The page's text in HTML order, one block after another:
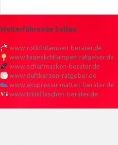
Weiterführende Seiten
www.rotlichtlampen-berater.de
www.tageslichtlampen-ratgeber.de
www.schlafmasken-berater.de
www.duftkerzen-ratgeber.de
www.akupressurmatten-berater.de
www.trinkflaschen-berater.de